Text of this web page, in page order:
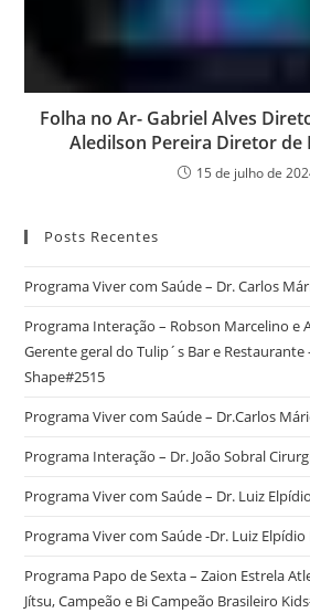
Folha no Ar- Gabriel Alves
Aledilson Pereira Diretor de
15 de julho de
Posts Recentes
Programa Viver com Saúde – Dr. Carlos
Programa Interação – Robson Marcelino e
Gerente geral do Tulip´s Bar e
Shape#2515
Programa Viver com Saúde – Dr.Carlos
Programa Interação – Dr. João Sobral
Programa Viver com Saúde – Dr. Luiz
Programa Viver com Saúde -Dr. Luiz
Programa Papo de Sexta – Zaion Estrela
Jítsu, Campeão e Bi Campeão Brasileiro